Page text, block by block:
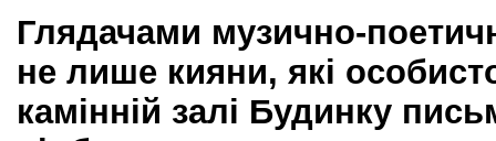
Глядачами музично-
не лише кияни, які
камінній залі Будинку